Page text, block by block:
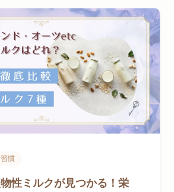
慣
性ミルクが見つかる！栄